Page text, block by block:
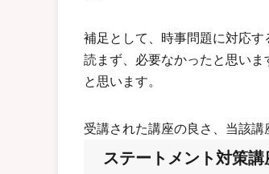
補足として、時事問題に対応
読まず、必要なかったと思い
と思います。
受講された講座の良さ、当該講
ステートメント対策講